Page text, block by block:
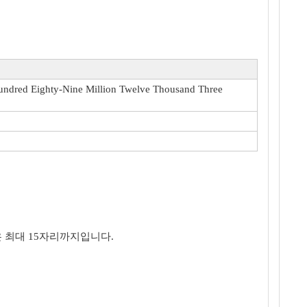
Eighty-Nine Million Twelve Thousand Three
대 15자리까지입니다.